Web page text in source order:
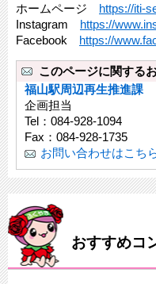
ホームページ https://iti-
Instagram https://
Facebook https://
このページに関する
福山駅周辺再生推進課
企画担当
Tel：084-928-1094
Fax：084-928-1735
お問い合わせはこち
おすすめコ